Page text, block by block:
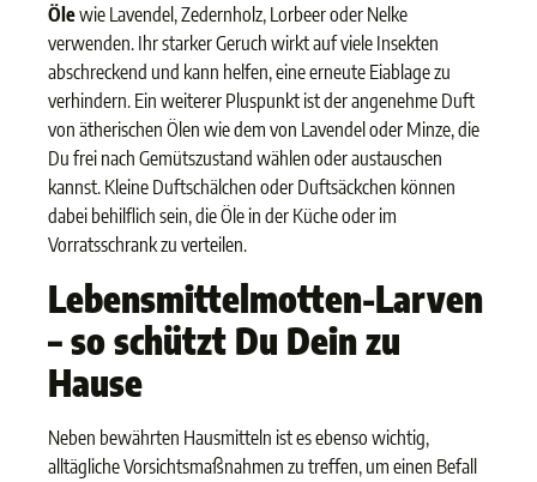
Ölewie Lavendel, Zedernholz, Lorbeer oder Nelke
verwenden. Ihr starker Geruch wirkt auf viele Insekten
abschreckend und kann helfen, eine erneute Eiablage zu
verhindern. Ein weiterer Pluspunkt ist der angenehme Duft
von ätherischen Ölen wie dem von Lavendel oder Minze, die
Du frei nach Gemütszustand wählen oder austauschen
kannst. Kleine Duftschälchen oder Duftsäckchen können
dabei behilflich sein, die Öle in der Küche oder im
Vorratsschrank zu verteilen.
Lebensmittelmotten-Larven
– so schützt Du Dein zu
Hause
Neben bewährten Hausmitteln ist es ebenso wichtig,
alltägliche Vorsichtsmaßnahmen zu treffen, um einen Befall